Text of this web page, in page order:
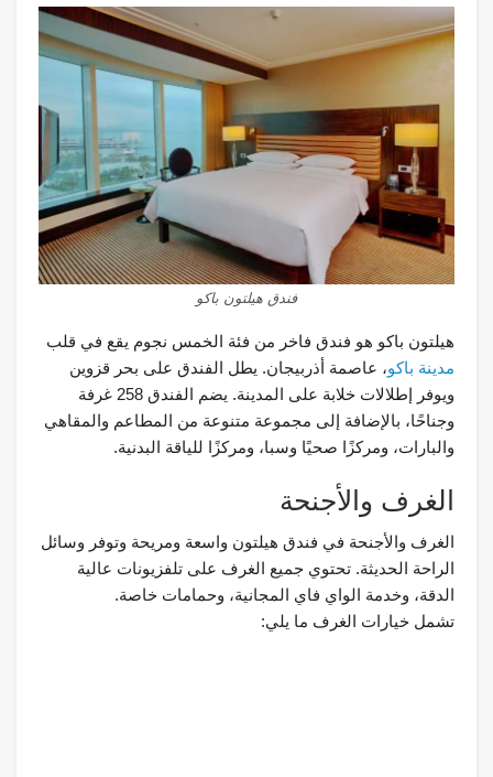
فندق هيلتون باكو
هيلتون باكو هو فندق فاخر من فئة الخمس نجوم يقع في قلب
مدينة باكو، عاصمة أذربيجان. يطل الفندق على بحر قزوين
ويوفر إطلالات خلابة على المدينة. يضم الفندق 258 غرفة
وجناحًا، بالإضافة إلى مجموعة متنوعة من المطاعم والمقاهي
والبارات، ومركزًا صحيًا وسبا، ومركزًا للياقة البدنية.
الغرف والأجنحة
الغرف والأجنحة في فندق هيلتون واسعة ومريحة وتوفر وسائل
الراحة الحديثة. تحتوي جميع الغرف على تلفزيونات عالية
الدقة، وخدمة الواي فاي المجانية، وحمامات خاصة.
تشمل خيارات الغرف ما يلي: